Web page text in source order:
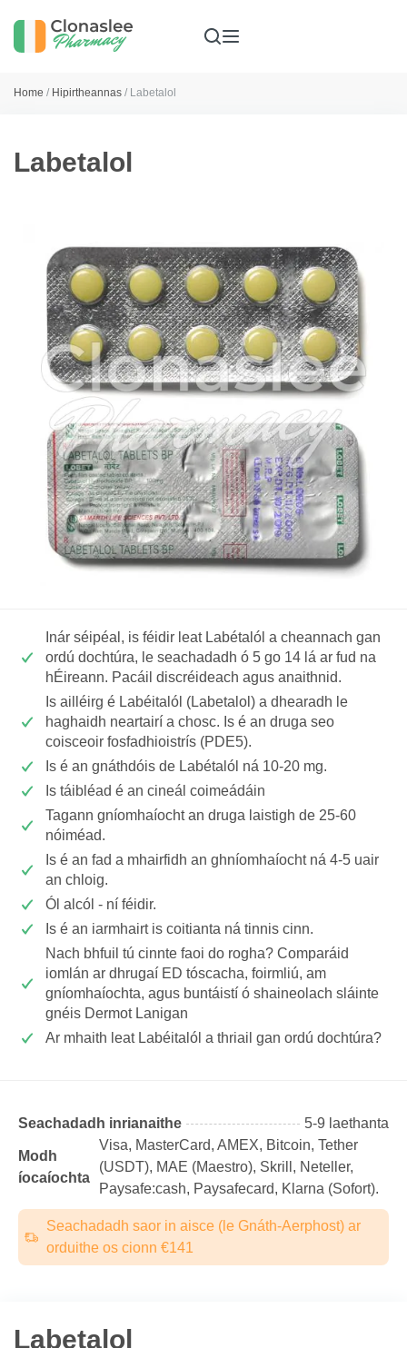
Home / Hipirtheannas / Labetalol
Labetalol
Inár séipéal, is féidir leat Labétalól a cheannach gan
ordú dochtúra, le seachadadh ó 5 go 14 lá ar fud na
hÉireann. Pacáil discréideach agus anaithnid.
Is ailléirg é Labéitalól (Labetalol) a dhearadh le
haghaidh neartairí a chosc. Is é an druga seo
coisceoir fosfadhioistrís (PDE5).
Is é an gnáthdóis de Labétalól ná 10-20 mg.
Is táibléad é an cineál coimeádáin
Tagann gníomhaíocht an druga laistigh de 25-60
nóiméad.
Is é an fad a mhairfidh an ghníomhaíocht ná 4-5 uair
an chloig.
Ól alcól - ní féidir.
Is é an iarmhairt is coitianta ná tinnis cinn.
Nach bhfuil tú cinnte faoi do rogha? Comparáid
iomlán ar dhrugaí ED tóscacha, foirmliú, am
gníomhaíochta, agus buntáistí ó shaineolach sláinte
gnéis Dermot Lanigan
Ar mhaith leat Labéitalól a thriail gan ordú dochtúra?
Seachadadh inrianaithe 5-9 laethanta
Modh
íocaíochta
Visa, MasterCard, AMEX, Bitcoin, Tether
(USDТ), MAE (Maestro), Skrill, Neteller,
Paysafe:cash, Paysafecard, Klarna (Sofort).
Seachadadh saor in aisce (le Gnáth-Aerphost) ar
orduithe os cionn €141
Labetalol